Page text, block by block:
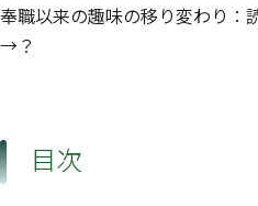
奉職以来の趣味の移り変わり
→？
目次